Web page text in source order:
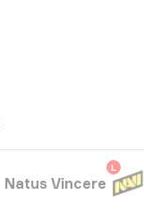
L
Natus Vincere